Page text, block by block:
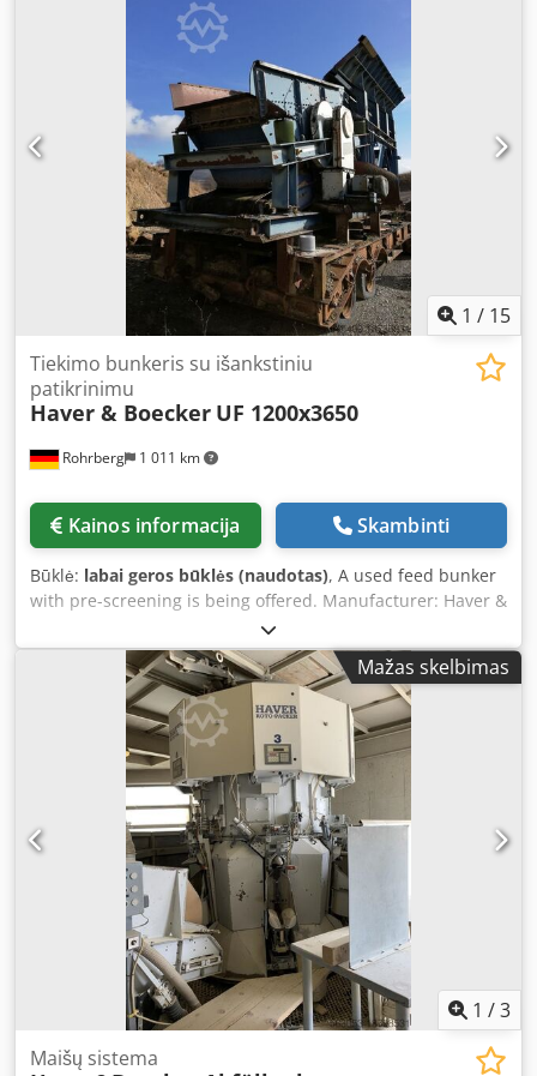
adjustable, control system: Siemens S7. The machine was
upgraded to the latest standard in 2025. Documentation
available. An on-site inspection is possible. Dwsdpfsv Tcq
1 / 15
Rohrberg 1 011 km
Tiekimo bunkeris su išankstiniu
patikrinimu
Haver & Boecker UF 1200x3650
Kainos informacija Skambinti
Būklė: labai geros būklės (naudotas), A used feed bunker
with pre-screening is being offered. Manufacturer: Haver &
Boecker. Year of manufacture: 1995. Dedsv N H Hdjpfx Ai
Nowa Model: UF 1200x3650. Very good condition, fully
operational.
Mažas skelbimas
1 /3
Maišų sistema